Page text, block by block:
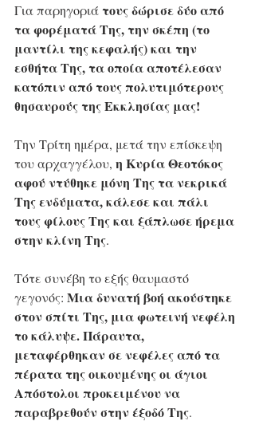
Για παρηγοριά τους δώρισε δύο από
τα φορέματά Της, την σκέπη (το
μαντίλι της κεφαλής) και την
εσθήτα Της, τα οποία αποτέλεσαν
κατόπιν από τους πολυτιμότερους
θησαυρούς της Εκκλησίας μας!
Την Τρίτη ημέρα, μετά την επίσκεψη
του αρχαγγέλου, η Κυρία Θεοτόκος
αφού ντύθηκε μόνη Της τα νεκρικά
Της ενδύματα, κάλεσε και πάλι
τους φίλους Της και ξάπλωσε ήρεμα
στην κλίνη Της.
Τότε συνέβη το εξής θαυμαστό
γεγονός: Μια δυνατή βοή ακούστηκε
στον σπίτι Της, μια φωτεινή νεφέλη
το κάλυψε. Πάραυτα,
μεταφέρθηκαν σε νεφέλες από τα
πέρατα της οικουμένης οι άγιοι
Απόστολοι προκειμένου να
παραβρεθούν στην έξοδό Της.